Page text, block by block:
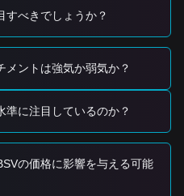
ンジに近づき、安定化の兆候
ド reversal を確認し、ブレ
として機能する可能性があり
回った場合、市場はより深い
すべきでしょうか？
メントは強気か弱気か？
準に注目しているのか？
の価格に影響を与える可能